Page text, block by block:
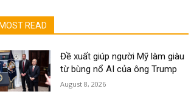
MOST READ
Đề xuất giúp người Mỹ làm giàu
từ bùng nổ AI của ông Trump
August 8, 2026